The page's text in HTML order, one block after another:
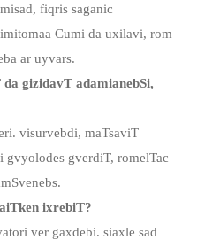
fiqris saganic
Cumi da uxilavi, rom
ar uyvars.
gizidavT adamianebSi,
visurvebdi, maTsaviT
gvyolodes gverdiT, romelTac
ixrebiT?
ver gaxdebi. siaxle sad